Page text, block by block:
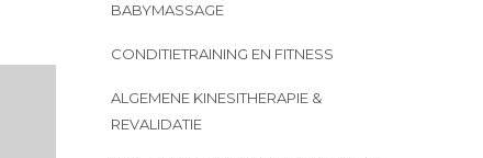
BABYMASSAGE
CONDITIETRAINING EN FITNESS
ALGEMENE KINESITHERAPIE &
REVALIDATIE